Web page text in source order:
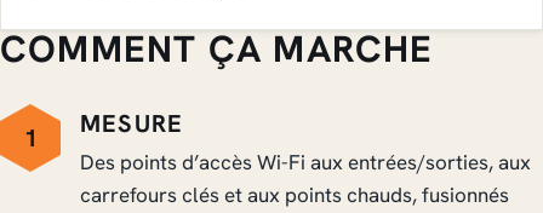
COMMENT ÇA MARCHE
1 MESURE
Des points d’accès Wi-Fi aux entrées/sorties, aux
carrefours clés et aux points chauds, fusionnés